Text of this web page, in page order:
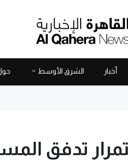
أخبار الشرق الأوسط
تدفق